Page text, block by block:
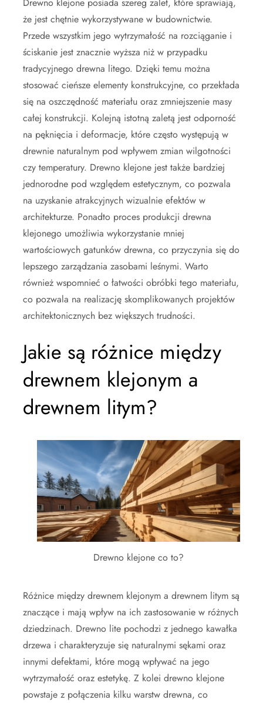
że jest chętnie wykorzystywane w budownictwie.
Przede wszystkim jego wytrzymałość na rozciąganie i
ściskanie jest znacznie wyższa niż w przypadku
tradycyjnego drewna litego. Dzięki temu można
stosować cieńsze elementy konstrukcyjne, co przekłada
się na oszczędność materiału oraz zmniejszenie masy
całej konstrukcji. Kolejną istotną zaletą jest odporność
na pęknięcia i deformacje, które często występują w
drewnie naturalnym pod wpływem zmian wilgotności
czy temperatury. Drewno klejone jest także bardziej
jednorodne pod względem estetycznym, co pozwala
na uzyskanie atrakcyjnych wizualnie efektów w
architekturze. Ponadto proces produkcji drewna
klejonego umożliwia wykorzystanie mniej
wartościowych gatunków drewna, co przyczynia się do
lepszego zarządzania zasobami leśnymi. Warto
również wspomnieć o łatwości obróbki tego materiału,
co pozwala na realizację skomplikowanych projektów
architektonicznych bez większych trudności.
Jakie są różnice między
drewnem klejonym a
drewnem litym?
Drewno klejone co to?
Różnice między drewnem klejonym a drewnem litym są
znaczące i mają wpływ na ich zastosowanie w różnych
dziedzinach. Drewno lite pochodzi z jednego kawałka
drzewa i charakteryzuje się naturalnymi sękami oraz
innymi defektami, które mogą wpływać na jego
wytrzymałość oraz estetykę. Z kolei drewno klejone
powstaje z połączenia kilku warstw drewna, co